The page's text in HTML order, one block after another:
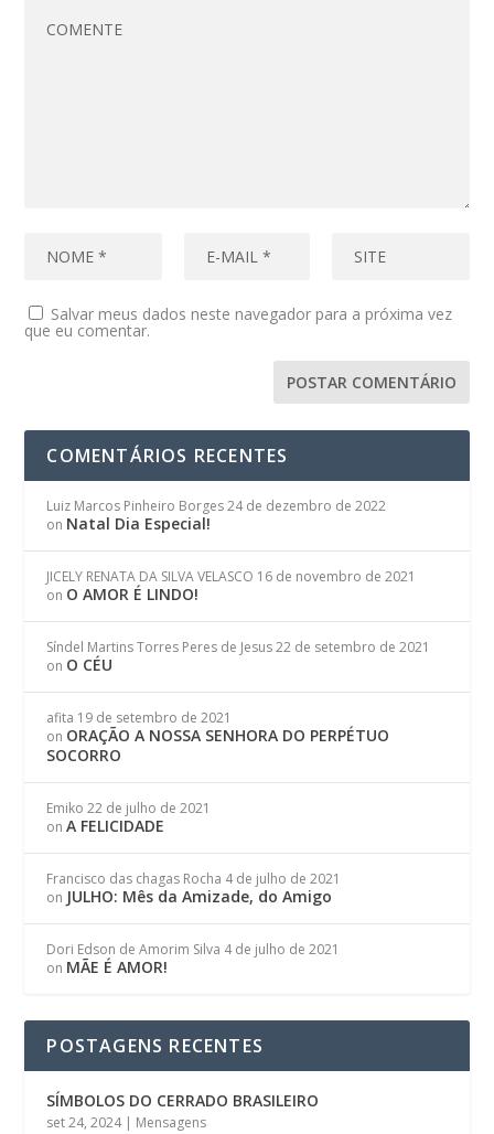
Salvar meus dados neste navegador para a próxima vez
que eu comentar.
COMENTÁRIOS RECENTES
Luiz Marcos Pinheiro Borges 24 de dezembro de 2022
on Natal Dia Especial!
JICELY RENATA DA SILVA VELASCO 16 de novembro de 2021
on O AMOR É LINDO!
Síndel Martins Torres Peres de Jesus 22 de setembro de 2021
on O CÉU
afita 19 de setembro de 2021
on ORAÇÃO A NOSSA SENHORA DO PERPÉTUO
SOCORRO
Emiko 22 de julho de 2021
onA FELICIDADE
Francisco das chagas Rocha 4 de julho de 2021
on JULHO: Mês da Amizade, do Amigo
Dori Edson de Amorim Silva 4 de julho de 2021
on MÃE É AMOR!
POSTAGENS RECENTES
SÍMBOLOS DO CERRADO BRASILEIRO
set 24, 2024| Mensagens